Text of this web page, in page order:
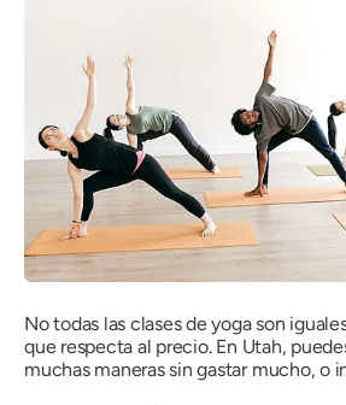
No todas las clases de yoga son
que respecta al precio. En Utah,
muchas maneras sin gastar mucho, o